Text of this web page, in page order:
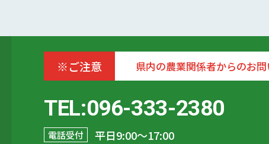
※ご注意 県内の農業関係者からのお
TEL:096-333-2380
電話受付 平日9:00〜17:00